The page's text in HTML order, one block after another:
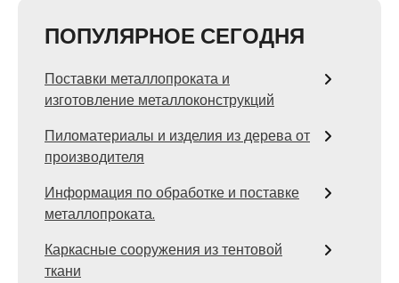
ПОПУЛЯРНОЕ СЕГОДНЯ
Поставки металлопроката и
изготовление металлоконструкций
Пиломатериалы и изделия из дерева от
производителя
Информация по обработке и поставке
металлопроката.
Каркасные сооружения из тентовой
ткани